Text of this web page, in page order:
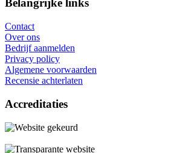
Belangrijke links
Contact
Over ons
Bedrijf aanmelden
Privacy policy
Algemene voorwaarden
Recensie achterlaten
Accreditaties